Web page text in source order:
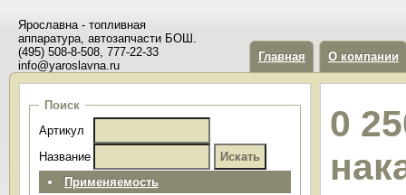
Ярославна - топливная
аппаратура, автозапчасти БОШ.
(495) 508-8-508, 777-22-33
info@yaroslavna.ru
Главная О компании
Поиск
Артикул
Название
Применяемость
0